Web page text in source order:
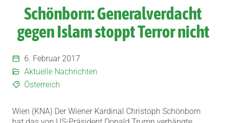
Schönborn: Generalverdacht
gegen Islam stoppt Terror nicht
6. Februar 2017
Aktuelle Nachrichten
Österreich
Wien (KNA) Der Wiener Kardinal Christoph Schönborn